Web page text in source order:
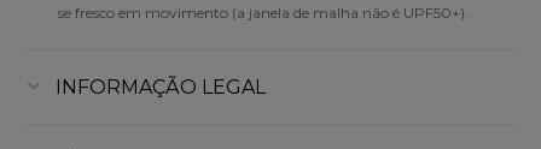
se fresco em movimento (a janela de malha não é UPF50+).
INFORMAÇÃO LEGAL